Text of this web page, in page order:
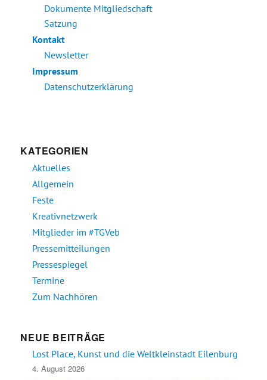
Dokumente Mitgliedschaft
Satzung
Kontakt
Newsletter
Impressum
Datenschutzerklärung
KATEGORIEN
Aktuelles
Allgemein
Feste
Kreativnetzwerk
Mitglieder im #TGVeb
Pressemitteilungen
Pressespiegel
Termine
Zum Nachhören
NEUE BEITRÄGE
Lost Place, Kunst und die Weltkleinstadt Eilenburg
4. August 2026